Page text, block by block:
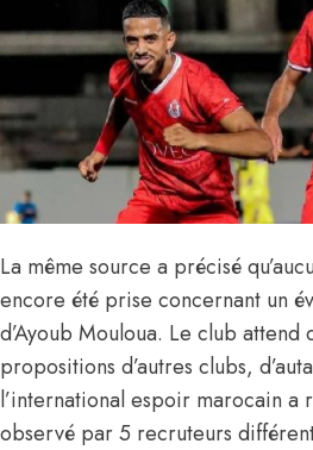
La même source a précisé
encore été prise concernant un
d’Ayoub Mouloua. Le club
propositions d’autres clubs,
l’international espoir marocain a
observé par 5 recruteurs